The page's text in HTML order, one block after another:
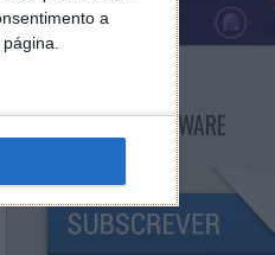
a
NEWSLETTER PPLWARE